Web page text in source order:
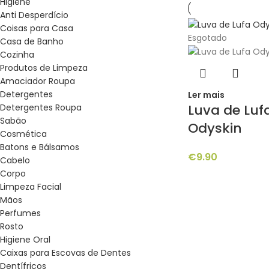
Anti Desperdício
Coisas para Casa
Casa de Banho
Cozinha
Produtos de Limpeza
Amaciador Roupa
Detergentes
Detergentes Roupa
Sabão
Cosmética
Batons e Bálsamos
Cabelo
Corpo
Limpeza Facial
Mãos
Perfumes
Rosto
Higiene Oral
Caixas para Escovas de Dentes
Dentífricos
Esgotado
Ler mais
Luva de
Odyskin
€9.90